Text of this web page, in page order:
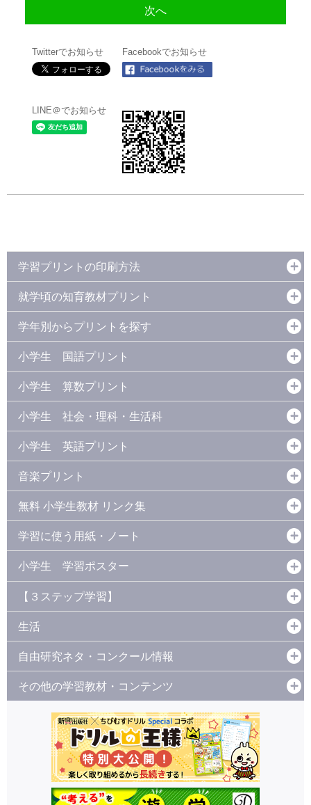
Twitterでお知らせ Facebookでお知らせ
LINE＠でお知らせ
学習プリントの印刷方法
就学頃の知育教材プリント
学年別からプリントを探す
小学生 国語プリント
小学生 算数プリント
小学生 社会・理科・生活科
小学生 英語プリント
音楽プリント
無料 小学生教材 リンク集
学習に使う用紙・ノート
小学生 学習ポスター
【３ステップ学習】
生活
自由研究ネタ・コンクール情報
その他の学習教材・コンテンツ